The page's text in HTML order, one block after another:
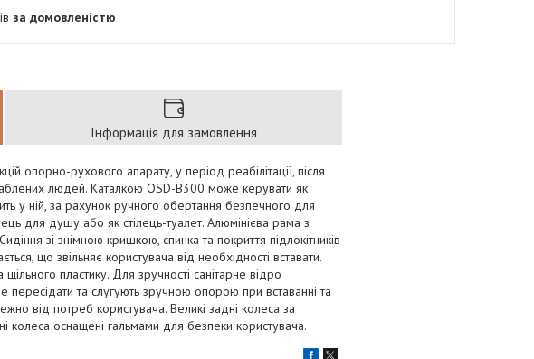
за домовленістю
Інформація для замовлення
опорно-рухового апарату, у період реабілітації, після
людей. Каталкою OSD-B300 може керувати як
у ній, за рахунок ручного обертання безпечного для
для душу або як стілець-туалет. Алюмінієва рама з
зі знімною кришкою, спинка та покриття підлокітників
що звільняє користувача від необхідності вставати.
пластику. Для зручності санітарне відро
та слугують зручною опорою при вставанні та
від потреб користувача. Великі задні колеса за
колеса оснащені гальмами для безпеки користувача.